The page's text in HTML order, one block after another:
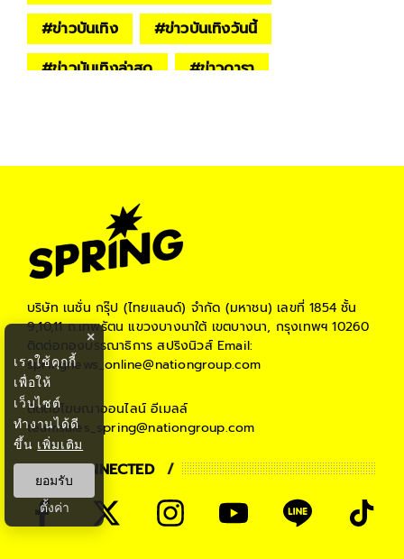
#ข่าวบันเทิง #ข่าวบันเทิงวันนี้
#ข่าวบันเทิงล่าสุด #ข่าวดารา
บริษัท เนชั่น กรุ๊ป (ไทยแลนด์) จำกัด (มหาชน) เลขที่ 1854 ชั้น
9,10,11 ถ.เทพรัตน แขวงบางนาใต้ เขตบางนา, กรุงเทพฯ 10260
ติดต่อกองบรรณาธิการ สปริงนิวส์Email:
springnews_online@nationgroup.com
ติดต่อโฆษณาออนไลน์ อีเมลล์
teamsales_spring@nationgroup.com
STAY CONNECTED
×
เราใช้คุกกี้
เพื่อให้
เว็บไซต์
ทำงานได้ดี
ขึ้น เพิ่มเติม
ยอมรับ
ตั้งค่า